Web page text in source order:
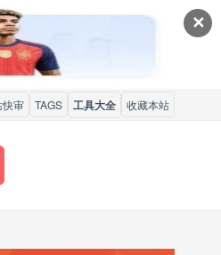
✕
快审 TAGS 工具大全 收藏本站